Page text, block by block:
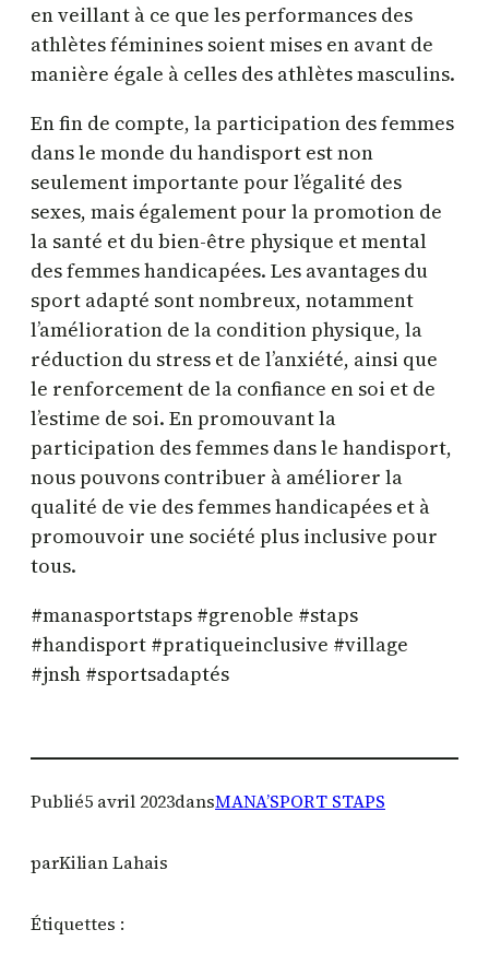
en veillant à ce que les performances des
athlètes féminines soient mises en avant de
manière égale à celles des athlètes masculins.
En fin de compte, la participation des femmes
dans le monde du handisport est non
seulement importante pour l’égalité des
sexes, mais également pour la promotion de
la santé et du bien-être physique et mental
des femmes handicapées. Les avantages du
sport adapté sont nombreux, notamment
l’amélioration de la condition physique, la
réduction du stress et de l’anxiété, ainsi que
le renforcement de la confiance en soi et de
l’estime de soi. En promouvant la
participation des femmes dans le handisport,
nous pouvons contribuer à améliorer la
qualité de vie des femmes handicapées et à
promouvoir une société plus inclusive pour
tous.
#manasportstaps #grenoble #staps
#handisport #pratiqueinclusive #village
#jnsh #sportsadaptés
Publié5 avril 2023dansMANA’SPORT STAPS
parKilian Lahais
Étiquettes :